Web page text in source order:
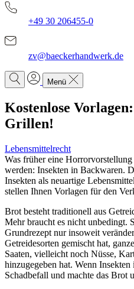
+49 30 206455-0
zv@baeckerhandwerk.de
Menü
Kostenlose
Grillen!
Lebensmittelrecht
Was früher eine
werden: Insekten in Backwaren.
Insekten als neuartige
stellen Ihnen Vorlagen für den
Brot besteht traditionell aus
Mehr braucht es nicht unbedingt.
Grundrezept nur insoweit
Getreidesorten gemischt hat,
Saaten, vielleicht noch Nüsse,
hinzugegeben hat. Wenn
Schadbefall und machte das Brot